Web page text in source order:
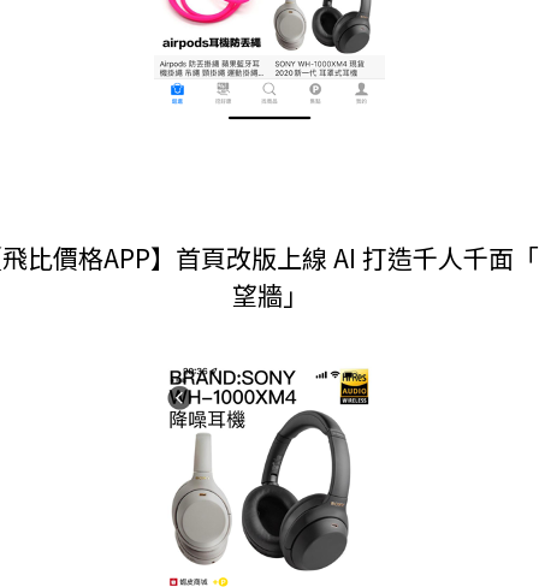
比價格APP】首頁改版上線 AI 打造千人千面
望牆」